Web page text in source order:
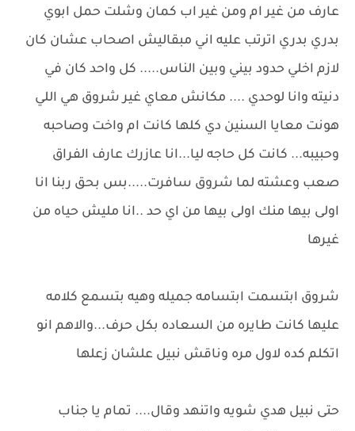
عارف من غير ام ومن غير اب كمان وشلت حمل ابوي
بدري بدري اترتب عليه اني مبقاليش اصحاب عشان كان
لازم اخلي حدود بيني وبين الناس..... كل واحد كان في
دنيته وانا لوحدي .... مكانش معاي غير شروق هي اللي
هونت معايا السنين دي كلها كانت ام واخت وصاحبه
وحبيبه... كانت كل حاجه ليا...انا عازرك عارف الفراق
صعب وعشته لما شروق سافرت.....بس بحق ربنا انا
اولى بيها منك اولى بيها من اي حد ..انا مليش حياه من
غيرها
شروق ابتسمت ابتسامه جميله وهيه بتسمع كلامه
عليها كانت طايره من السعاده بكل حرف...والاهم انو
اتكلم كده لاول مره وناقش نبيل علشان زعلها
حتى نبيل هدي شويه واتنهد وقال.... تمام يا جناب